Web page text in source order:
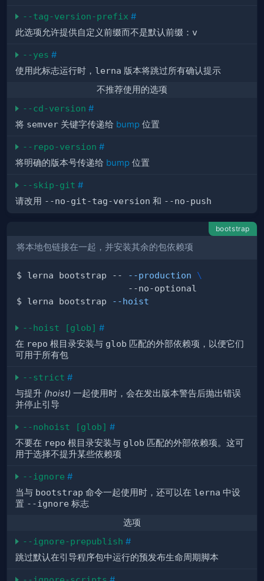
--tag-version-prefix #
此选项允许提供自定义前缀而不是默认前缀： v
--yes #
使用此标志运行时， lerna 版本将跳过所有确认提示
不推荐使用的选项
--cd-version #
将 semver 关键字传递给 bump 位置
--repo-version #
将明确的版本号传递给 bump 位置
--skip-git #
请改用 --no-git-tag-version 和 --no-push
bootstrap
将本地包链接在一起，并安装其余的包依赖项
$ lerna bootstrap -- --production
\
$ lerna bootstrap
--hoist
--hoist [glob] #
在 repo 根目录安装与 glob 匹配的外部依赖项，以便它们
可用于所有包
--strict #
与提升 (hoist) 一起使用时，会在发出版本警告后抛出错误
并停止引导
--nohoist [glob] #
不要在 repo 根目录安装与 glob 匹配的外部依赖项。这可
用于选择不提升某些依赖项
--ignore #
当与 bootstrap 命令一起使用时，还可以在 lerna 中设
置 --ignore 标志
选项
--ignore-prepublish #
跳过默认在引导程序包中运行的预发布生命周期脚本